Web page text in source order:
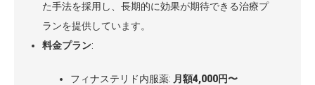
た手法を採用し、長期的に効果が期待できる治療プ
ランを提供しています。
料金プラン:
フィナステリド内服薬: 月額4,000円〜